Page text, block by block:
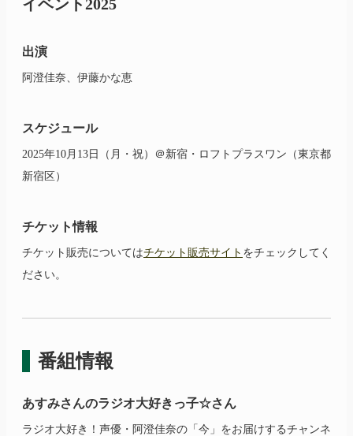
イベント2025
出演
阿澄佳奈、伊藤かな恵
スケジュール
2025年10月13日（月・祝）＠新宿・ロフトプラスワン（東京都
新宿区）
チケット情報
チケット販売についてはチケット販売サイト をチェックしてく
ださい。
番組情報
あすみさんのラジオ大好きっ子☆さん
ラジオ大好き！声優・阿澄佳奈の「今」をお届けするチャンネ